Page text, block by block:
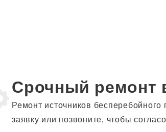
Срочный ремонт
Ремонт источников
заявку или позвоните, чтобы